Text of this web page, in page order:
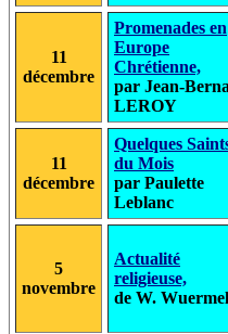
11
décembre
Promenades en
Europe
Chrétienne,
par Jean-
LEROY
11
décembre
Quelques
du Mois
par Paulette
Leblanc
5
novembre
Actualité
religieuse,
de W.